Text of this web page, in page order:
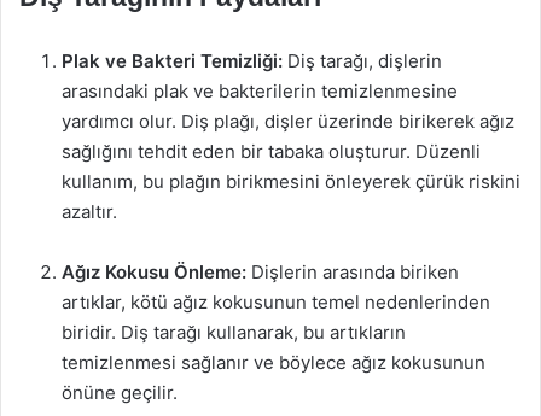
Plak ve Bakteri Temizliği: Diş tarağı, dişlerin
arasındaki plak ve bakterilerin temizlenmesine
yardımcı olur. Diş plağı, dişler üzerinde birikerek ağız
sağlığını tehdit eden bir tabaka oluşturur. Düzenli
kullanım, bu plağın birikmesini önleyerek çürük riskini
azaltır.
Ağız Kokusu Önleme: Dişlerin arasında biriken
artıklar, kötü ağız kokusunun temel nedenlerinden
biridir. Diş tarağı kullanarak, bu artıkların
temizlenmesi sağlanır ve böylece ağız kokusunun
önüne geçilir.